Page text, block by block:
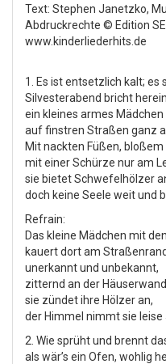
Text: Stephen Janetzko,
Abdruckrechte © Edition
www.kinderliederhits.de
1. Es ist entsetzlich kalt; es
Silvesterabend bricht
ein kleines armes
auf finstren Straßen ganz
Mit nackten Füßen, bloßem
mit einer Schürze nur am
sie bietet Schwefelhölzer
doch keine Seele weit und
Refrain:
Das kleine Mädchen mit
kauert dort am
unerkannt und unbekannt,
zitternd an der
sie zündet ihre Hölzer an,
der Himmel nimmt sie leise
2. Wie sprüht und brennt
als wär’s ein Ofen, wohlig